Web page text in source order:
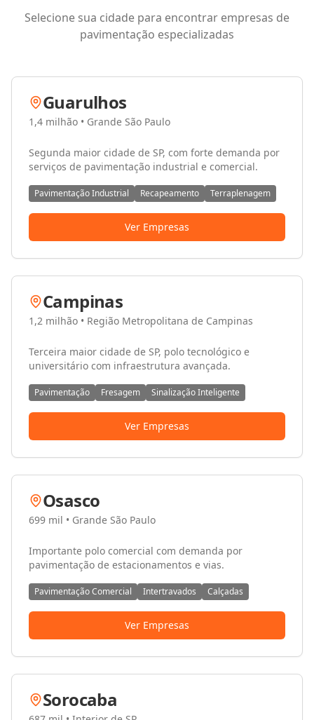
Selecione sua cidade para encontrar empresas de
pavimentação especializadas
Guarulhos
1,4 milhão • Grande São Paulo
Segunda maior cidade de SP, com forte demanda por
serviços de pavimentação industrial e comercial.
Pavimentação Industrial Recapeamento Terraplenagem
Ver Empresas
Campinas
1,2 milhão • Região Metropolitana de Campinas
Terceira maior cidade de SP, polo tecnológico e
universitário com infraestrutura avançada.
Pavimentação Fresagem Sinalização Inteligente
Ver Empresas
Osasco
699 mil • Grande São Paulo
Importante polo comercial com demanda por
pavimentação de estacionamentos e vias.
Pavimentação Comercial Intertravados Calçadas
Ver Empresas
Sorocaba